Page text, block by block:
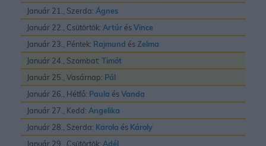
Január 21., Szerda: Ágnes
Január 22., Csütörtök: Artúr ésVince
Január 23., Péntek: Rajmund ésZelma
Január 24., Szombat: Timót
Január 25., Vasárnap: Pál
Január 26., Hétfő: Paula ésVanda
Január 27., Kedd: Angelika
Január 28., Szerda: Karola és Károly
Január 29., Csütörtök: Adél